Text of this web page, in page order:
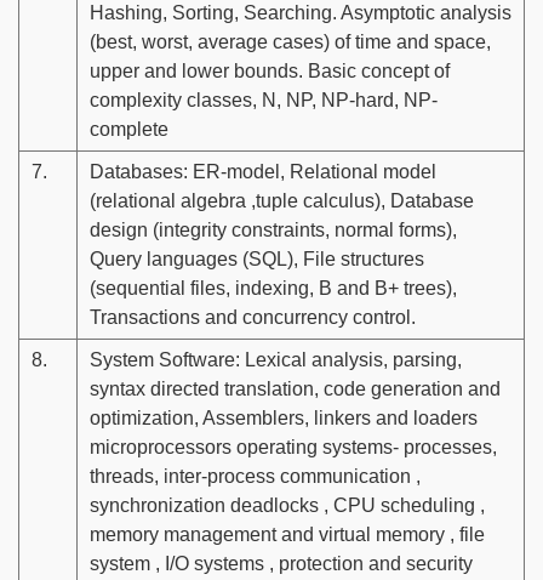
Hashing, Sorting, Searching. Asymptotic analysis
(best, worst, average cases) of time and space,
upper and lower bounds. Basic concept of
complexity classes, N, NP, NP-hard, NP-
complete
7.
Databases: ER-model, Relational model
(relational algebra ,tuple calculus), Database
design (integrity constraints, normal forms),
Query languages (SQL), File structures
(sequential files, indexing, B and B+ trees),
Transactions and concurrency control.
8.
System Software: Lexical analysis, parsing,
syntax directed translation, code generation and
optimization, Assemblers, linkers and loaders
microprocessors operating systems- processes,
threads, inter-process communication ,
synchronization deadlocks , CPU scheduling ,
memory management and virtual memory , file
system , I/O systems , protection and security